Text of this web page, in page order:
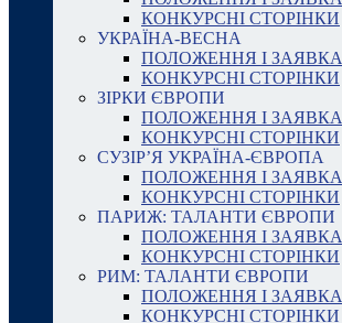
КОНКУРСНІ СТОРІНКИ
УКРАЇНА-ВЕСНА
ПОЛОЖЕННЯ І ЗАЯВКА
КОНКУРСНІ СТОРІНКИ
ЗІРКИ ЄВРОПИ
ПОЛОЖЕННЯ І ЗАЯВКА
КОНКУРСНІ СТОРІНКИ
СУЗІР’Я УКРАЇНА-ЄВРОПА
ПОЛОЖЕННЯ І ЗАЯВКА
КОНКУРСНІ СТОРІНКИ
ПАРИЖ: ТАЛАНТИ ЄВРОПИ
ПОЛОЖЕННЯ І ЗАЯВКА
КОНКУРСНІ СТОРІНКИ
РИМ: ТАЛАНТИ ЄВРОПИ
ПОЛОЖЕННЯ І ЗАЯВКА
КОНКУРСНІ СТОРІНКИ